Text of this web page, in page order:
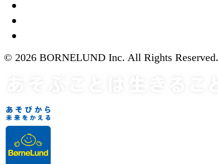
© 2026 BORNELUND Inc. All Rights Reserved.